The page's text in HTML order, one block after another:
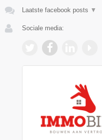
Laatste facebook posts ▼
Sociale media: